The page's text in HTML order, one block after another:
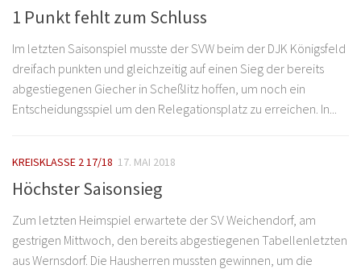
1 Punkt fehlt zum Schluss
Im letzten Saisonspiel musste der SVW beim der DJK Königsfeld
dreifach punkten und gleichzeitig auf einen Sieg der bereits
abgestiegenen Giecher in Scheßlitz hoffen, um noch ein
Entscheidungsspiel um den Relegationsplatz zu erreichen. In...
KREISKLASSE 2 17/18 17. MAI 2018
Höchster Saisonsieg
Zum letzten Heimspiel erwartete der SV Weichendorf, am
gestrigen Mittwoch, den bereits abgestiegenen Tabellenletzten
aus Wernsdorf. Die Hausherren mussten gewinnen, um die